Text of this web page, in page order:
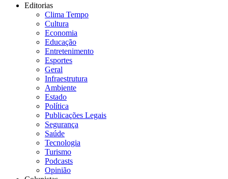
Editorias
Clima Tempo
Cultura
Economia
Educação
Entretenimento
Esportes
Geral
Infraestrutura
Ambiente
Estado
Política
Publicações Legais
Segurança
Saúde
Tecnologia
Turismo
Podcasts
Opinião